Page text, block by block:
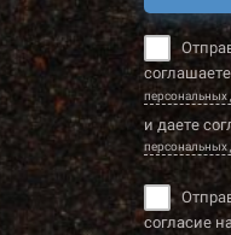
персональных
и даете
персональных
согласие